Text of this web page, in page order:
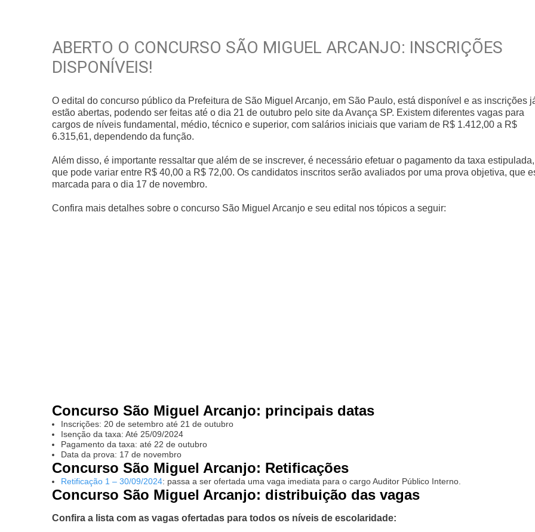
ABERTO O CONCURSO SÃO MIGUEL ARCANJO: INSCRIÇÕES
DISPONÍVEIS!
O edital do concurso público da Prefeitura de São Miguel Arcanjo, em São Paulo, está disponível e as inscrições
estão abertas, podendo ser feitas até o dia 21 de outubro pelo site da Avança SP. Existem diferentes vagas para
cargos de níveis fundamental, médio, técnico e superior, com salários iniciais que variam de R$ 1.412,00 a R$
6.315,61, dependendo da função.
Além disso, é importante ressaltar que além de se inscrever, é necessário efetuar o pagamento da taxa estipulada,
que pode variar entre R$ 40,00 a R$ 72,00. Os candidatos inscritos serão avaliados por uma prova objetiva, que
marcada para o dia 17 de novembro.
Confira mais detalhes sobre o concurso São Miguel Arcanjo e seu edital nos tópicos a seguir:
Concurso São Miguel Arcanjo: principais datas
Inscrições: 20 de setembro até 21 de outubro
Isenção da taxa: Até 25/09/2024
Pagamento da taxa: até 22 de outubro
Data da prova: 17 de novembro
Concurso São Miguel Arcanjo: Retificações
Retificação 1 – 30/09/2024: passa a ser ofertada uma vaga imediata para o cargo Auditor Público Interno.
Concurso São Miguel Arcanjo: distribuição das vagas
Confira a lista com as vagas ofertadas para todos os níveis de escolaridade: